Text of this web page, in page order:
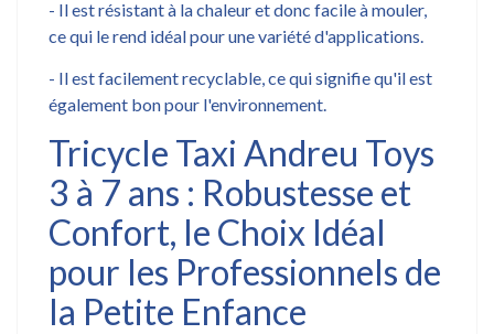
- Il est résistant à la chaleur et donc facile à mouler,
ce qui le rend idéal pour une variété d'applications.
- Il est facilement recyclable, ce qui signifie qu'il est
également bon pour l'environnement.
Tricycle Taxi Andreu Toys
3 à 7 ans : Robustesse et
Confort, le Choix Idéal
pour les Professionnels de
la Petite Enfance